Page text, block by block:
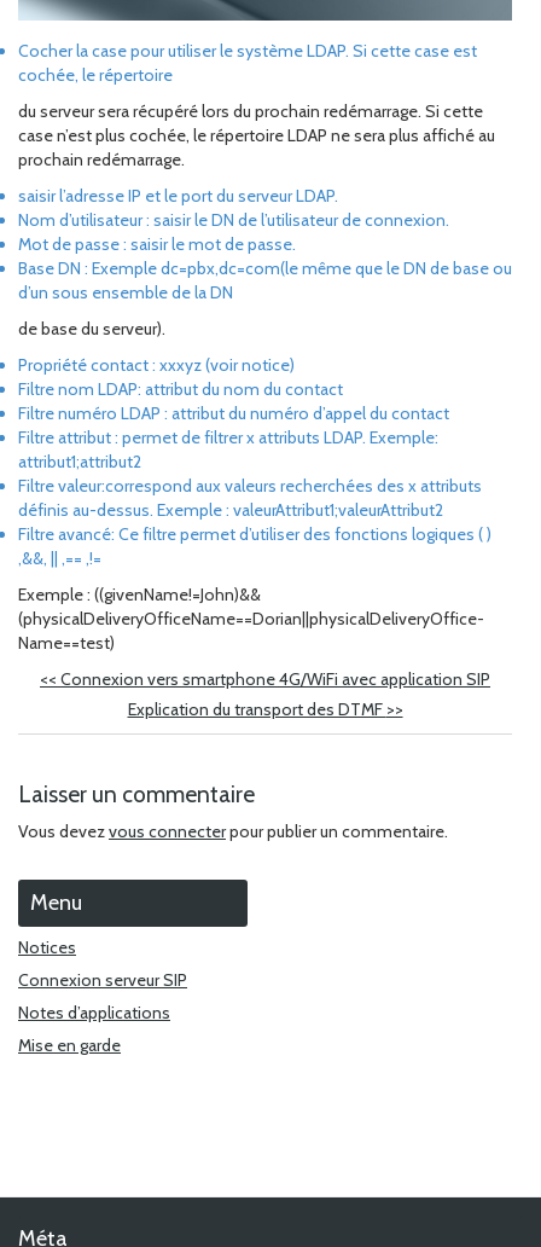
Cocher la case pour utiliser le système LDAP. Si cette case est
cochée, le répertoire
du serveur sera récupéré lors du prochain redémarrage. Si cette
case n’est plus cochée, le répertoire LDAP ne sera plus affiché au
prochain redémarrage.
saisir l’adresse IP et le port du serveur LDAP.
Nom d’utilisateur : saisir le DN de l’utilisateur de connexion.
Mot de passe : saisir le mot de passe.
Base DN : Exemple dc=pbx,dc=com(le même que le DN de base ou
d’un sous ensemble de la DN
de base du serveur).
Propriété contact : xxxyz (voir notice)
Filtre nom LDAP: attribut du nom du contact
Filtre numéro LDAP : attribut du numéro d’appel du contact
Filtre attribut : permet de filtrer x attributs LDAP. Exemple:
attribut1;attribut2
Filtre valeur:correspond aux valeurs recherchées des x attributs
définis au-dessus. Exemple : valeurAttribut1;valeurAttribut2
Filtre avancé: Ce filtre permet d’utiliser des fonctions logiques ( )
,&&, || ,== ,!=
Exemple : ((givenName!=John)&&
(physicalDeliveryOfficeName==Dorian||physicalDeliveryOffice-
Name==test)
<<Connexion vers smartphone 4G/WiFi avec application SIP
Explication du transport des DTMF >>
Laisser un commentaire
Vous devezvous connecterpour publier un commentaire.
Menu
Notices
Connexion serveur SIP
Notes d’applications
Mise en garde
Méta